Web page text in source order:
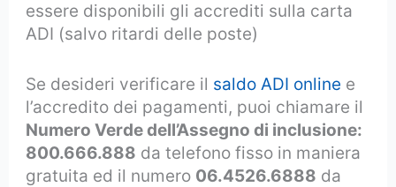
essere disponibili gli accrediti sulla carta
ADI (salvo ritardi delle poste)
Se desideri verificare il saldo ADI online e
l’accredito dei pagamenti, puoi chiamare il
Numero Verde dell’Assegno di inclusione:
800.666.888 da telefono fisso in maniera
gratuita ed il numero 06.4526.6888 da